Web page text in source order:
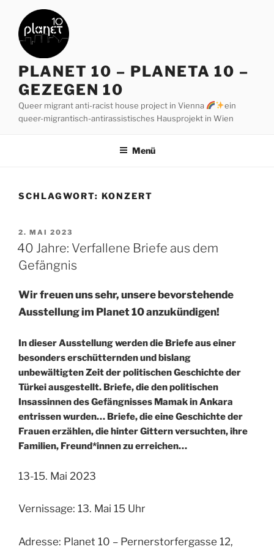
Inhalt
springen
PLANET 10 – PLANETA 10 –
GEZEGEN 10
Queer migrant anti-racist house project in Vienna
ein
queer-migrantisch-antirassistisches Hausprojekt in Wien
Menü
SCHLAGWORT: KONZERT
VERÖFFENTLICHT
AM
2. MAI 2023
40 Jahre: Verfallene Briefe aus dem
Gefängnis
Wir freuen uns sehr, unsere bevorstehende
Ausstellung im Planet 10 anzukündigen!
In dieser Ausstellung werden die Briefe aus einer
besonders erschütternden und bislang
unbewältigten Zeit der politischen Geschichte der
Türkei ausgestellt. Briefe, die den politischen
Insassinnen des Gefängnisses Mamak in Ankara
entrissen wurden… Briefe, die eine Geschichte der
Frauen erzählen, die hinter Gittern versuchten, ihre
Familien, Freund*innen zu erreichen…
13-15. Mai 2023
Vernissage: 13. Mai 15 Uhr
Adresse: Planet 10 – Pernerstorfergasse 12,